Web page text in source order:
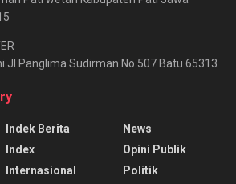
Jl.Panglima Sudirman No.507 Batu 65313
Indek Berita
Index
Internasional
News
Opini Publik
Politik